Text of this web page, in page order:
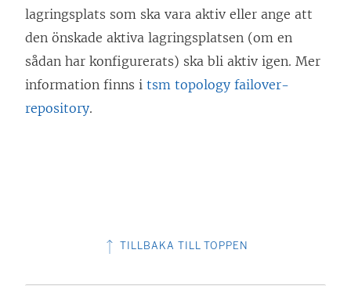
lagringsplats som ska vara aktiv eller ange att
den önskade aktiva lagringsplatsen (om en
sådan har konfigurerats) ska bli aktiv igen. Mer
information finns i tsm topology failover-
repository.
TILLBAKA TILL TOPPEN